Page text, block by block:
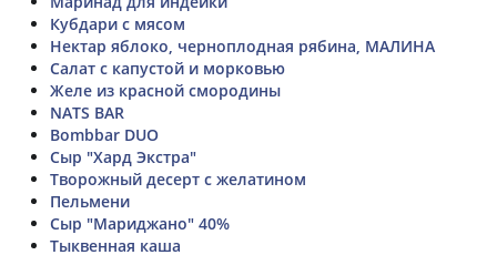
Кубдари с мясом
Нектар яблоко, черноплодная рябина, МАЛИНА
Салат с капустой и морковью
Желе из красной смородины
NATS BAR
Bombbar DUO
Сыр "Хард Экстра"
Творожный десерт с желатином
Пельмени
Сыр "Мариджано" 40%
Тыквенная каша